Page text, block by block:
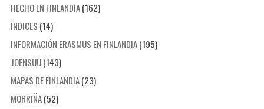
HECHO EN FINLANDIA(162)
ÍNDICES (14)
INFORMACIÓN ERASMUS EN FINLANDIA(195)
JOENSUU(143)
MAPAS DE FINLANDIA(23)
MORRIÑA(52)